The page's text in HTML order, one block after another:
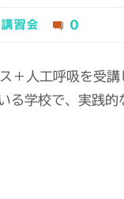
講習会 0
人工呼吸を受
る学校で、実践